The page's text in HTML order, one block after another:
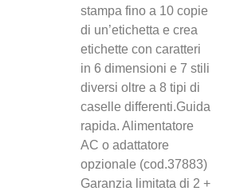
stampa fino a 10 copie
di un’etichetta e crea
etichette con caratteri
in 6 dimensioni e 7 stili
diversi oltre a 8 tipi di
caselle differenti.Guida
rapida. Alimentatore
AC o adattatore
opzionale (cod.37883)
Garanzia limitata di 2 +